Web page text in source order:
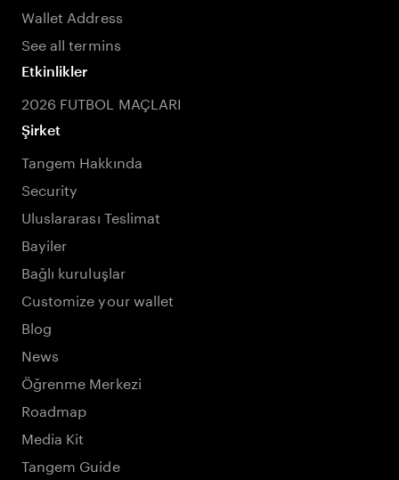
Wallet Address
See all termins
Etkinlikler
2026 FUTBOL MAÇLARI
Şirket
Tangem Hakkında
Security
Uluslararası Teslimat
Bayiler
Bağlı kuruluşlar
Customize your wallet
Blog
News
Öğrenme Merkezi
Roadmap
Media Kit
Tangem Guide